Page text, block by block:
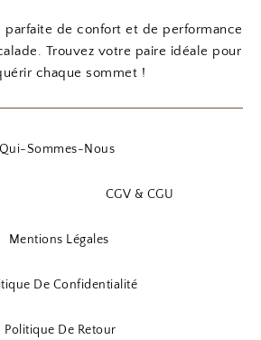
parfaite de confort et de performance
Trouvez votre paire idéale pour
chaque sommet !
Qui-Sommes-Nous
CGV & CGU
Mentions Légales
De Confidentialité
Politique De Retour